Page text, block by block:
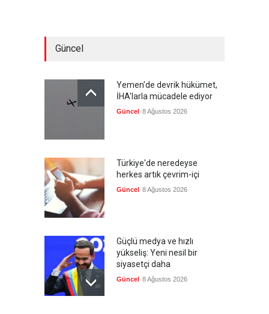
Güncel
Yemen'de devrik hükümet,
İHA'larla mücadele ediyor
Güncel 8 Ağustos 2026
Türkiye'de neredeyse
herkes artık çevrim-içi
Güncel 8 Ağustos 2026
Güçlü medya ve hızlı
yükseliş: Yeni nesil bir
siyasetçi daha
Güncel 8 Ağustos 2026